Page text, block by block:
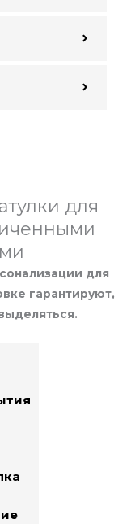
для
для
гарантируют,